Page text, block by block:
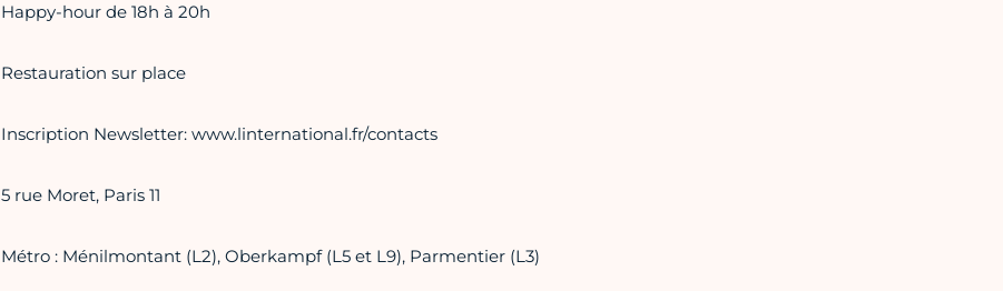
Happy-hour de 18h à 20h
Restauration sur place
Inscription Newsletter: www.linternational.fr/contacts
5 rue Moret, Paris 11
Métro : Ménilmontant (L2), Oberkampf (L5 et L9), Parmentier (L3)